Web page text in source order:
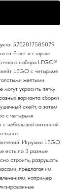
5702017585079
от 8 лет и старше
набора LEGO®
LEGO с четырьмя
желтыми
украсить пятку
варианта сборки
скейт, а затем
с четырьмя
с небольшой антенной.
Игрушки LEGO
есть по 3 разные
строить, разрушать
предлагая им
например